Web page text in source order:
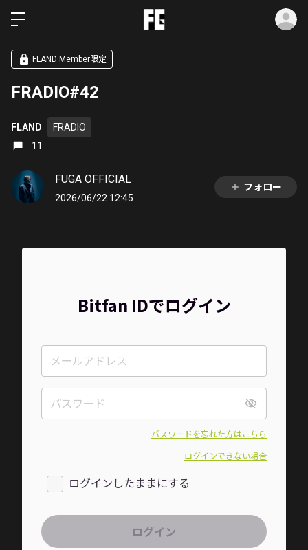
FLAND Member限定
FRADIO#42
FLAND
FRADIO
11
FUGA OFFICIAL
2026/06/22 12:45
フォロー
Bitfan IDでログイン
パスワードを忘れた方はこちら
ログインできない場合
ログインしたままにする